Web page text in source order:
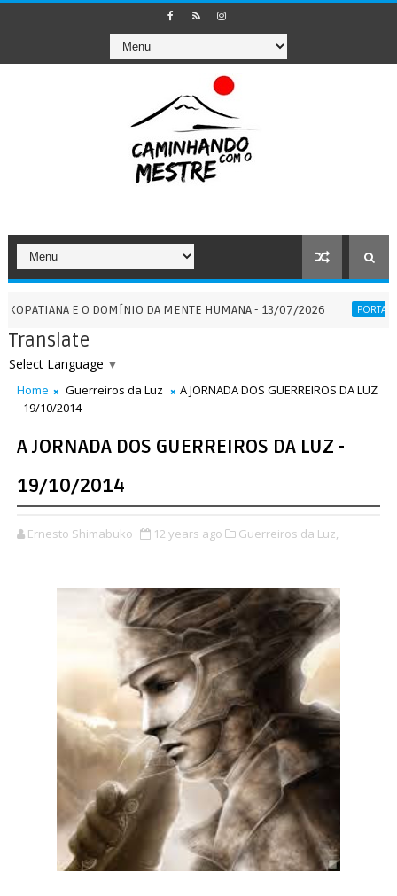
E O DOMÍNIO DA MENTE HUMANA - 13/07/2026 PORTAIS
Translate
Select Language ▼
Home Guerreiros da Luz
A JORNADA DOS GUERREIROS DA LUZ
- 19/10/2014
A JORNADA DOS GUERREIROS DA LUZ -
19/10/2014
Ernesto Shimabuko 12 years ago Guerreiros da Luz,